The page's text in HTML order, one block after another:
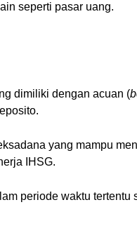
seperti pasar uang.
dimiliki dengan acuan (
yang mampu
IHSG.
periode waktu tertentu